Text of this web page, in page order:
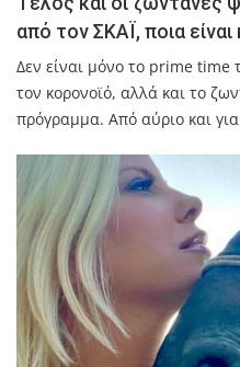
από τον ΣΚΑΪ, ποια
Δεν είναι μόνο το prime time
τον κορονοϊό, αλλά και το
πρόγραμμα. Από αύριο και